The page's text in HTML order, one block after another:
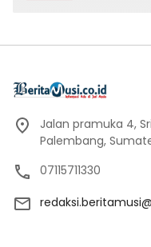
Jalan pramuka 4,
Palembang,
07115711330